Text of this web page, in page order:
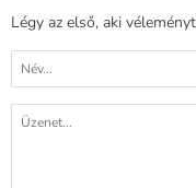
Légy az első, aki